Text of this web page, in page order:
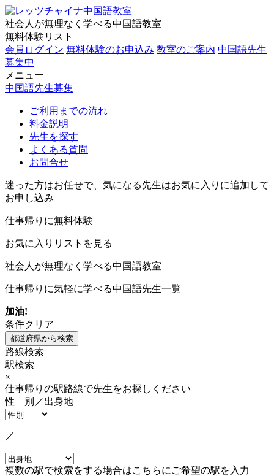
社会人が無理なく学べる中国語教室
無料体験リスト
会員ログイン 無料体験のお申込み 教室のご案内 中国語先生
募集中
メニュー
中国語先生募集
ご利用までの流れ
料金説明
先生を探す
よくある質問
お問合せ
迷った方はお任せで、気になる先生はお気に入りに追加して
お申し込み
仕事帰りに無料体験
お気に入りリストを見る
社会人が無理なく学べる中国語教室
仕事帰りに気軽に学べる中国語先生一覧
加油!
条件クリア
路線検索
駅検索
×
仕事帰りの駅路線で先生をお探しください
性 別／出身地
／
複数の駅で検索をする場合はこちらにご希望の駅を入力